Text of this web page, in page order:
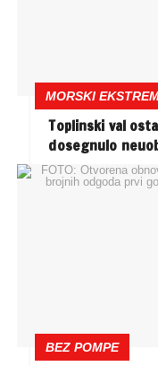
MORSKI
Toplinski val
dosegnulo
BEZ POMPE